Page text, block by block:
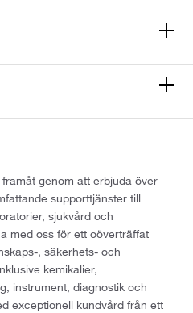
genom att erbjuda över
supporttjänster till
sjukvård och
med oss för ett oöverträffat
, säkerhets- och
kemikalier,
instrument, diagnostik och
exceptionell kundvård från ett